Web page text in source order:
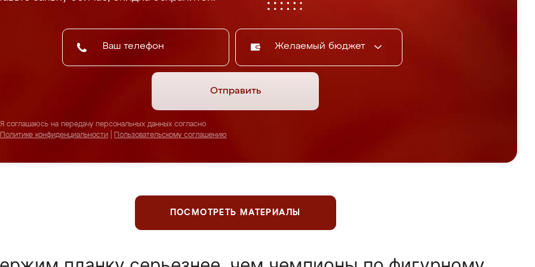
Желаемый бюджет
Отправить
Я соглашаюсь на передачу персональных данных согласно
Политике конфиденциальности
Пользовательскому соглашению
ПОСМОТРЕТЬ МАТЕРИАЛЫ